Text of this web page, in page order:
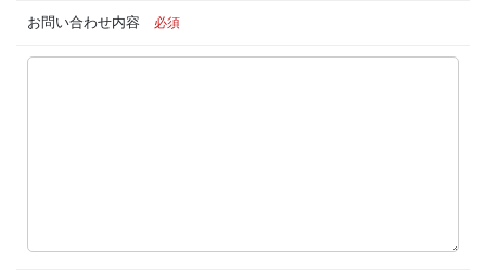
お問い合わせ内容 必須